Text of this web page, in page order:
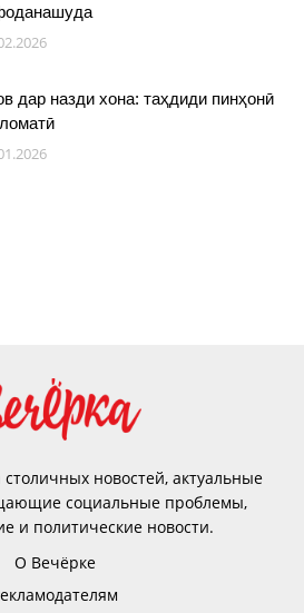
дар назди хона: таҳдиди пинҳонӣ
новостей, актуальные
социальные проблемы,
и политические новости.
О Вечёрке